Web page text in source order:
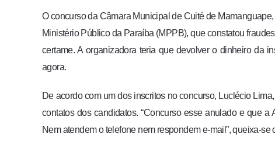
O concurso da Câmara Municipal de Cuité de
Ministério Público da Paraíba (MPPB), que constatou
certame. A organizadora teria que devolver o dinheiro da
agora.
De acordo com um dos inscritos no concurso, Luclécio
contatos dos candidatos. “Concurso esse anulado e que
Nem atendem o telefone nem respondem e-mail”, queixa-se